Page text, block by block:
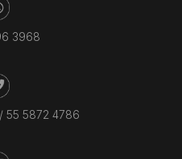
3968
/ 55 5872 4786